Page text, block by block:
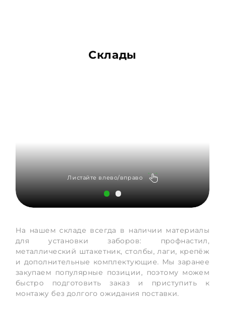
Склады
На нашем складе всегда в наличии материалы
для установки заборов: профнастил,
металлический штакетник, столбы, лаги, крепёж
и дополнительные комплектующие. Мы заранее
закупаем популярные позиции, поэтому можем
быстро подготовить заказ и приступить к
монтажу без долгого ожидания поставки.
Листайте влево/вправо